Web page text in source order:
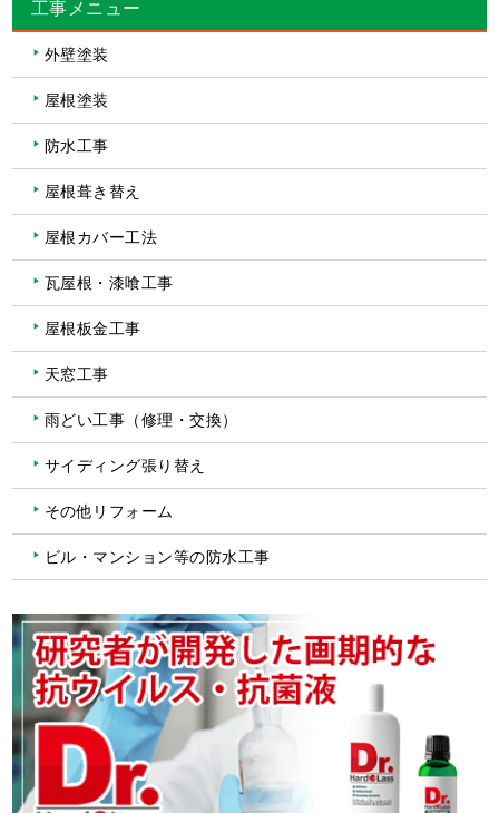
工事メニュー
外壁塗装
屋根塗装
防水工事
屋根葺き替え
屋根カバー工法
瓦屋根・漆喰工事
屋根板金工事
天窓工事
雨どい工事（修理・交換）
サイディング張り替え
その他リフォーム
ビル・マンション等の防水工事